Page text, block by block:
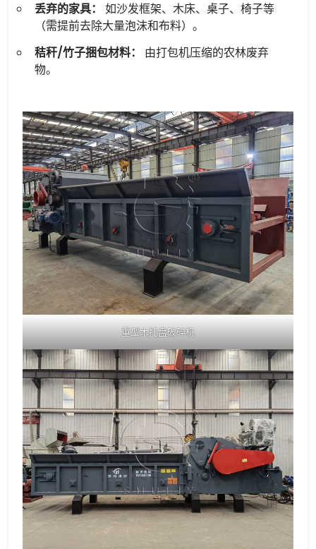
丢弃的家具： 如沙发框架、木床、桌子、椅子等
（需提前去除大量泡沫和布料）。
秸秆/竹子捆包材料：
由打包机压缩的农林废弃
物。
重型木托盘破碎机